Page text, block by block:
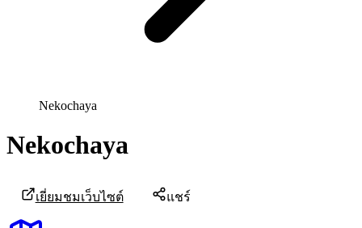
Nekochaya
Nekochaya
เยี่ยมชมเว็บไซต์ แชร์